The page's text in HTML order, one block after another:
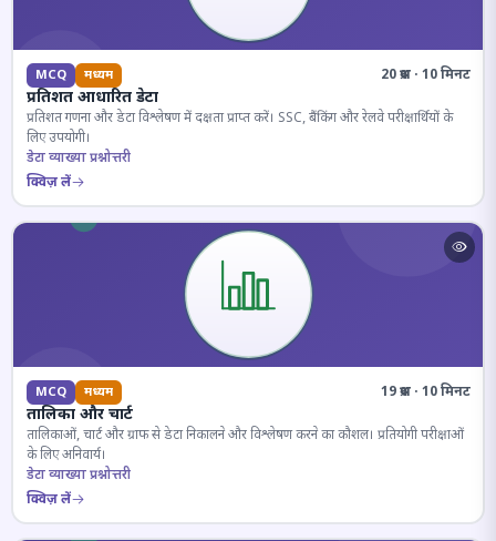
MCQ मध्यम 20 प्रश्न · 10 मिनट
प्रतिशत आधारित डेटा
प्रतिशत गणना और डेटा विश्लेषण में दक्षता प्राप्त करें। SSC, बैंकिंग और रेलवे परीक्षार्थियों के
लिए उपयोगी।
डेटा व्याख्या प्रश्नोत्तरी
क्विज़ लें
MCQ मध्यम 19 प्रश्न · 10 मिनट
तालिका और चार्ट
तालिकाओं, चार्ट और ग्राफ से डेटा निकालने और विश्लेषण करने का कौशल। प्रतियोगी परीक्षाओं
के लिए अनिवार्य।
डेटा व्याख्या प्रश्नोत्तरी
क्विज़ लें